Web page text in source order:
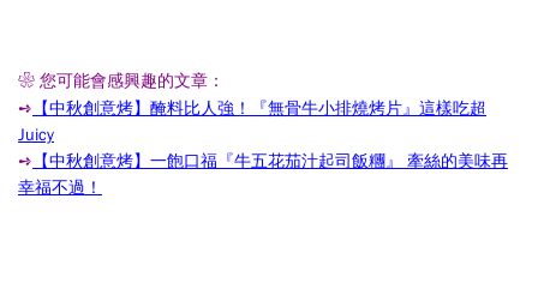
❀ 您可能會感興趣的文章：
➺ 【中秋創意烤】醃料比人強！『無骨牛小排燒烤片』這樣吃超
Juicy
➺ 【中秋創意烤】一飽口福『牛五花茄汁起司飯糰』 牽絲的美味再
幸福不過！